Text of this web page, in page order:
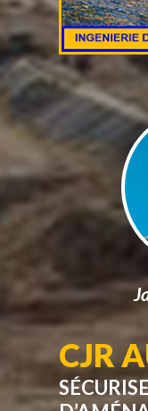
CJR